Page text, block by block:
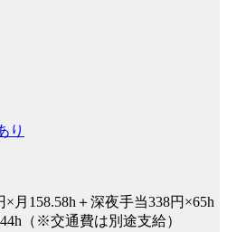
り
×月158.58h＋深夜手当338円×65h
（※交通費は別途支給）